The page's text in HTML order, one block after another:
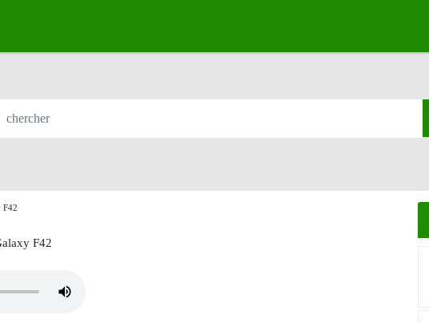
F42
F42